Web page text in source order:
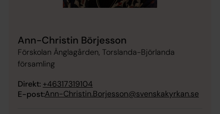
Ann-Christin Börjesson
Förskolan Änglagården, Torslanda-Björlanda
församling
Direkt: +46317319104
E-post:Ann-Christin.Borjesson@svenskakyrkan.se